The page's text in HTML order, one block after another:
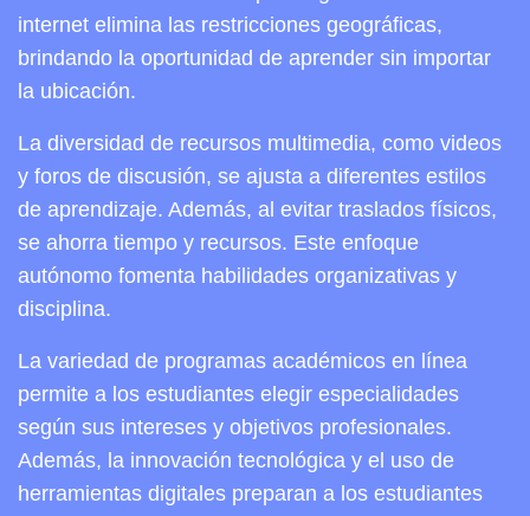
internet elimina las restricciones geográficas,
brindando la oportunidad de aprender sin importar
la ubicación.
La diversidad de recursos multimedia, como videos
y foros de discusión, se ajusta a diferentes estilos
de aprendizaje. Además, al evitar traslados físicos,
se ahorra tiempo y recursos. Este enfoque
autónomo fomenta habilidades organizativas y
disciplina.
La variedad de programas académicos en línea
permite a los estudiantes elegir especialidades
según sus intereses y objetivos profesionales.
Además, la innovación tecnológica y el uso de
herramientas digitales preparan a los estudiantes